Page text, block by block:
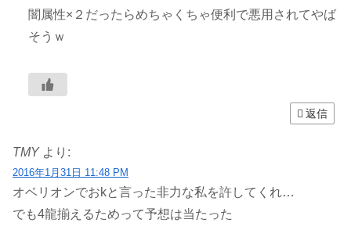
闇属性×２だったらめちゃくちゃ便利で悪用されてやば
そうｗ
返信
TMY より:
2016年1月31日 11:48 PM
オベリオンでおkと言った非力な私を許してくれ…
でも4龍揃えるためって予想は当たった